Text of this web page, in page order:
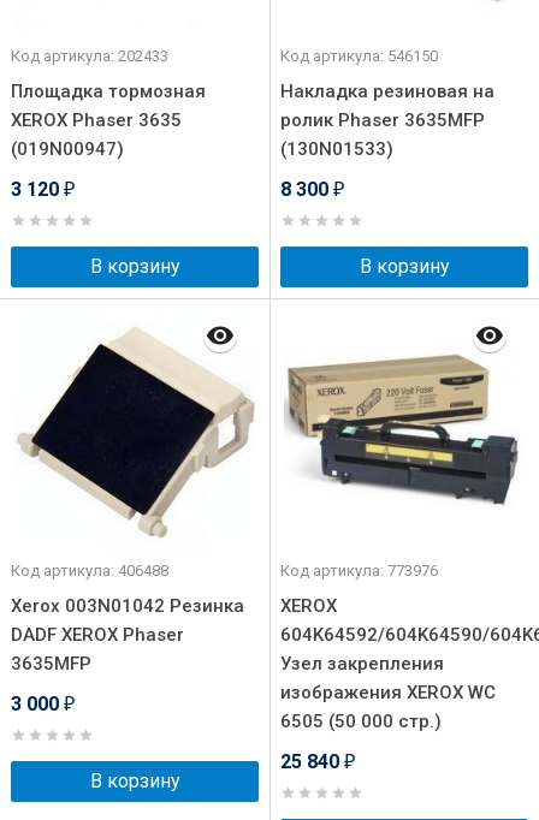
Код артикула: 202433
Площадка тормозная
XEROX Phaser 3635
(019N00947)
3 120 ₽
В корзину
Код артикула: 546150
Накладка резиновая на
ролик Phaser 3635MFP
(130N01533)
8 300 ₽
В корзину
Код артикула: 406488
Xerox 003N01042 Резинка
DADF XEROX Phaser
3635MFP
3 000 ₽
В корзину
Код артикула: 773976
XEROX
604K64592/604K64590/
Узел закрепления
изображения XEROX WC
6505 (50 000 стр.)
25 840 ₽